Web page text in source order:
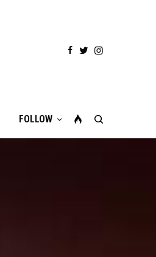
FOLLOW